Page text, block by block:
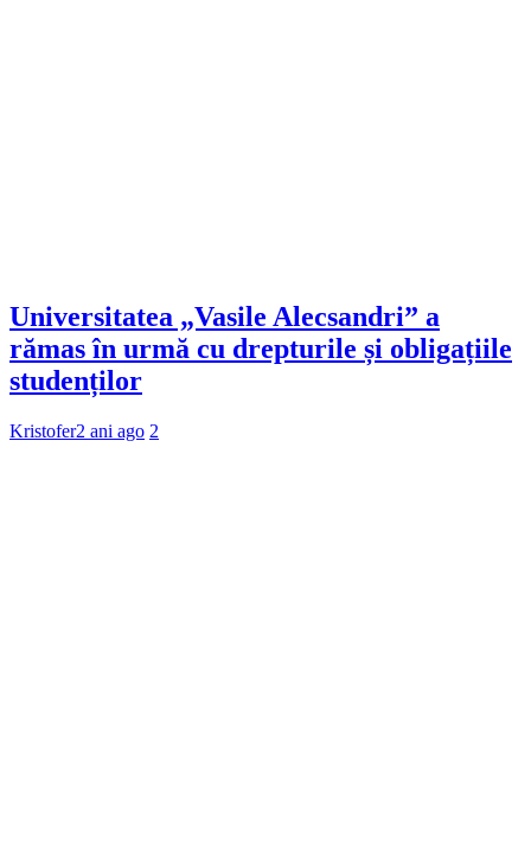
Universitatea „Vasile Alecsandri” a
rămas în urmă cu drepturile și obligațiile
studenților
Kristofer2 ani ago 2